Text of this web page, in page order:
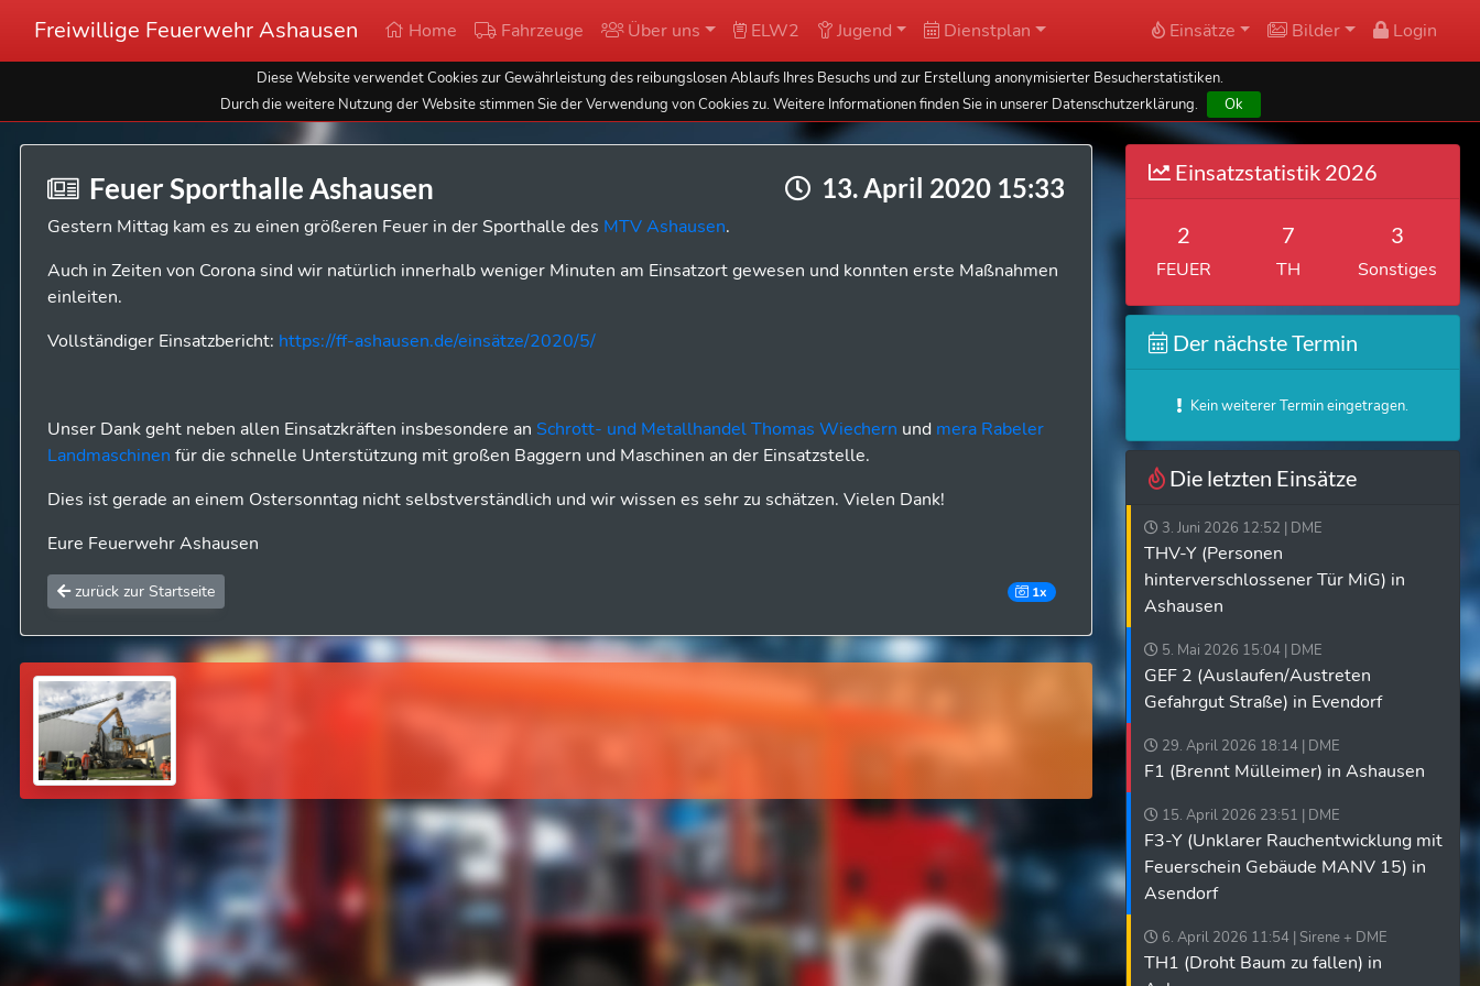
Freiwillige Feuerwehr Ashausen Home Fahrzeuge Über uns ELW2 Jugend Dienstplan Einsätze Bilder Login
Diese Website verwendet Cookies zur Gewährleistung des reibungslosen Ablaufs Ihres Besuchs und zur Erstellung anonymisierter Besucherstatistiken.
Durch die weitere Nutzung der Website stimmen Sie der Verwendung von Cookies zu. Weitere Informationen finden Sie in unserer Datenschutzerklärung.
Ok
Feuer Sporthalle Ashausen 13. April 2020 15:33
Gestern Mittag kam es zu einen größeren Feuer in der Sporthalle des MTV Ashausen.
Auch in Zeiten von Corona sind wir natürlich innerhalb weniger Minuten am Einsatzort gewesen und konnten erste Maßnahmen
einleiten.
Vollständiger Einsatzbericht: https://ff-ashausen.de/einsätze/2020/5/
Unser Dank geht neben allen Einsatzkräften insbesondere an Schrott- und Metallhandel Thomas Wiechern und mera Rabeler
Landmaschinen für die schnelle Unterstützung mit großen Baggern und Maschinen an der Einsatzstelle.
Dies ist gerade an einem Ostersonntag nicht selbstverständlich und wir wissen es sehr zu schätzen. Vielen Dank!
Eure Feuerwehr Ashausen
zurück zur Startseite 1x
Einsatzstatistik 2026
2
FEUER
7
TH
3
Sonstiges
Der nächste Termin
Kein weiterer Termin eingetragen.
Die letzten Einsätze
3. Juni 2026 12:52 | DME
THV-Y (Personen
hinterverschlossener Tür MiG) in
Ashausen
5. Mai 2026 15:04 | DME
GEF 2 (Auslaufen/Austreten
Gefahrgut Straße) in Evendorf
29. April 2026 18:14 | DME
F1 (Brennt Mülleimer) in Ashausen
15. April 2026 23:51 | DME
F3-Y (Unklarer Rauchentwicklung mit
Feuerschein Gebäude MANV 15) in
Asendorf
6. April 2026 11:54 | Sirene + DME
TH1 (Droht Baum zu fallen) in